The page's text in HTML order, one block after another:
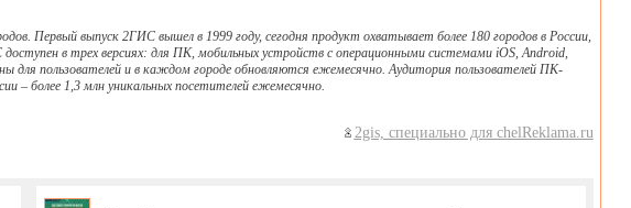
Первый выпуск 2ГИС вышел в 1999 году, сегодня продукт охватывает более 180 городов в России,
в трех версиях: для ПК, мобильных устройств с операционными системами iOS, Android,
для пользователей и в каждом городе обновляются ежемесячно. Аудитория пользователей ПК-
– более 1,3 млн уникальных посетителей ежемесячно.
2gis, специально для chelReklama.ru